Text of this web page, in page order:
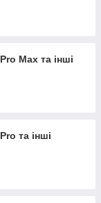
Max та інші
та інші